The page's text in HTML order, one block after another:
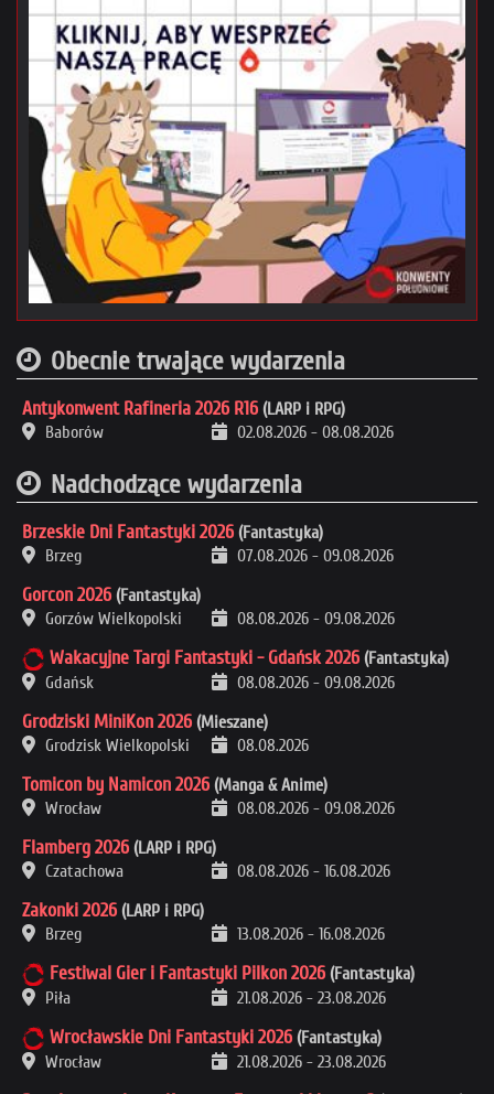
Obecnie trwające wydarzenia
Antykonwent Rafineria 2026 R16 (LARP i RPG)
Baborów
02.08.2026 - 08.08.2026
Nadchodzące wydarzenia
Brzeskie Dni Fantastyki 2026 (Fantastyka)
Brzeg
07.08.2026 - 09.08.2026
Gorcon 2026 (Fantastyka)
Gorzów Wielkopolski
08.08.2026 - 09.08.2026
Wakacyjne Targi Fantastyki - Gdańsk 2026 (Fantastyka)
Gdańsk
08.08.2026 - 09.08.2026
Grodziski MiniKon 2026 (Mieszane)
Grodzisk Wielkopolski
08.08.2026
Tomicon by Namicon 2026 (Manga & Anime)
Wrocław
08.08.2026 - 09.08.2026
Flamberg 2026 (LARP i RPG)
Czatachowa
08.08.2026 - 16.08.2026
Zakonki 2026 (LARP i RPG)
Brzeg
13.08.2026 - 16.08.2026
Festiwal Gier i Fantastyki Pilkon 2026 (Fantastyka)
Piła
21.08.2026 - 23.08.2026
Wrocławskie Dni Fantastyki 2026 (Fantastyka)
Wrocław
21.08.2026 - 23.08.2026